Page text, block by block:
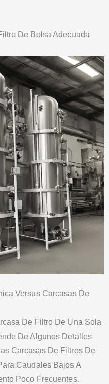
De Bolsa Adecuada
Versus Carcasas De
De Filtro De Una Sola
De Algunos Detalles
Carcasas De Filtros De
Caudales Bajos A
Poco Frecuentes.